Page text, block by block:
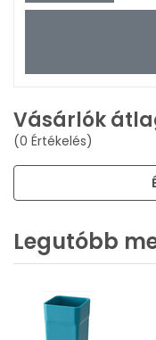
Vásárlók
(0 Értékelés)
Legutóbb